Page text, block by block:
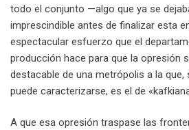
todo el conjunto —algo que ya se
imprescindible antes de finalizar esta
espectacular esfuerzo que el
producción hace para que la opresión
destacable de una metrópolis a la
puede caracterizarse, es el de
A que esa opresión traspase las